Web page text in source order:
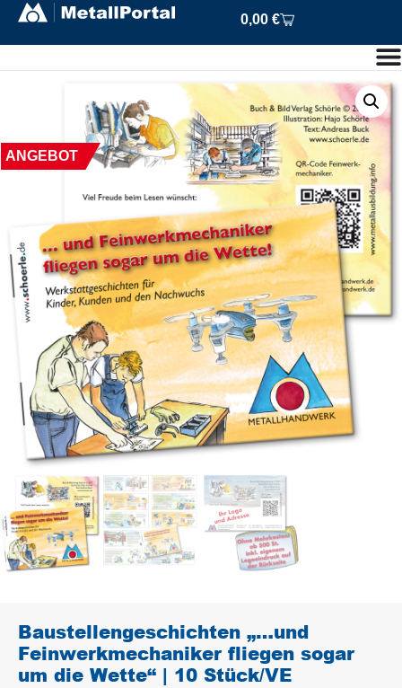
0,00 €
ANGEBOT
Baustellengeschichten „…und
Feinwerkmechaniker fliegen sogar
um die Wette“ | 10 Stück/VE